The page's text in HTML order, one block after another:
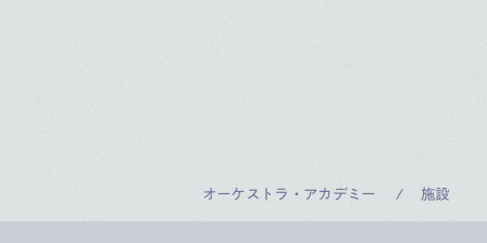
オーケストラ・アカデミー 施設